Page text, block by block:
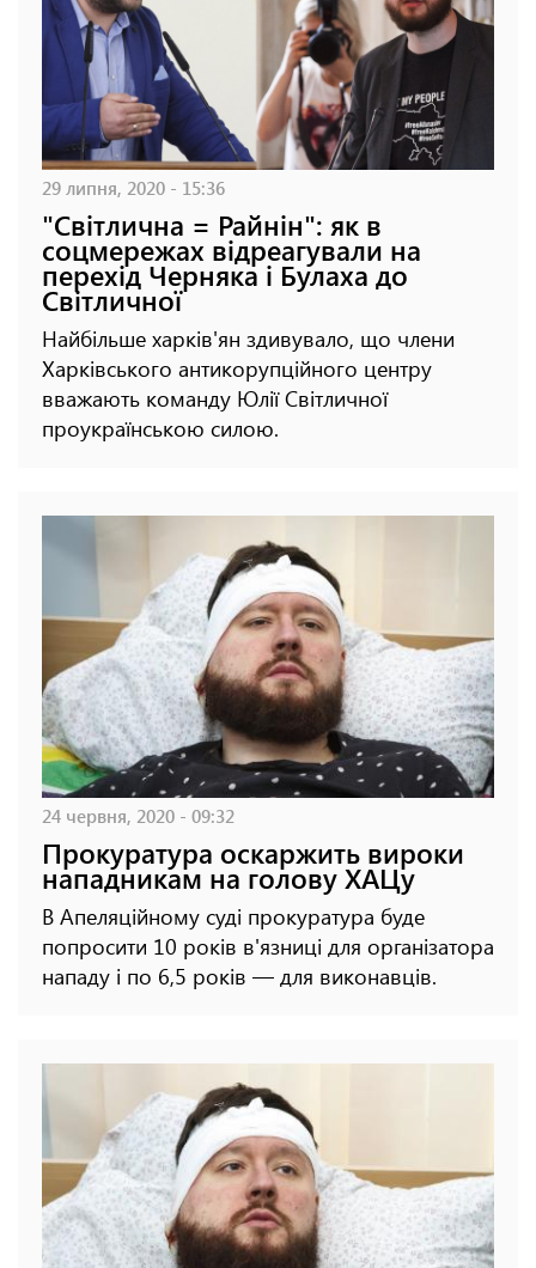
29 липня, 2020 - 15:36
"Світлична = Райнін": як в
соцмережах відреагували на
перехід Черняка і Булаха до
Світличної
Найбільше харків'ян здивувало, що члени
Харківського антикорупційного центру
вважають команду Юлії Світличної
проукраїнською силою.
24 червня, 2020 - 09:32
Прокуратура оскаржить вироки
нападникам на голову ХАЦу
В Апеляційному суді прокуратура буде
попросити 10 років в'язниці для організатора
нападу і по 6,5 років — для виконавців.